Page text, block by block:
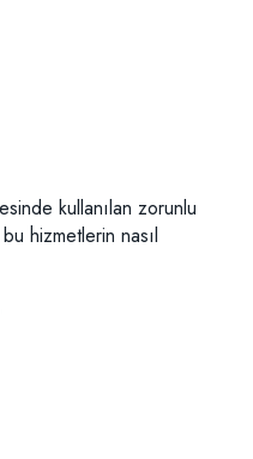
kullanılan zorunlu
hizmetlerin nasıl